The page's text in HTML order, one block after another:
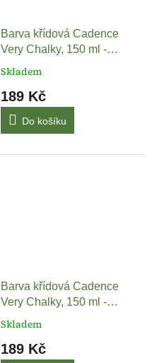
Barva křídová Cadence
Very Chalky, 150 ml -
červená korálová
Skladem
189 Kč
Do košíku
Barva křídová Cadence
Very Chalky, 150 ml -
půlnoční modrá
Skladem
189 Kč